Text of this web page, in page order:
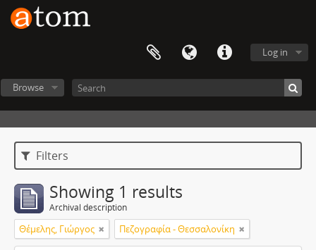
Log in
Browse
Filters
Showing 1 results
Archival description
Θέμελης, Γιώργος Πεζογραφία - Θεσσαλονίκη